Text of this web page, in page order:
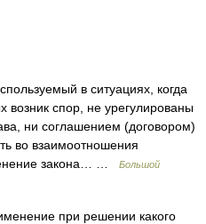
в ситуациях, когда
возник спор, не урегулированы
ни соглашением (договором)
во взаимоотношения
закона… …
Большой
при решении какого